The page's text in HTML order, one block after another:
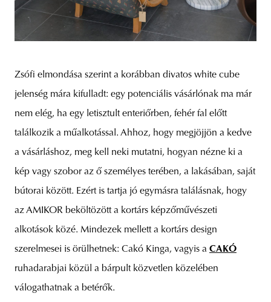
Zsófi elmondása szerint a korábban divatos white cube
jelenség mára kifulladt: egy potenciális vásárlónak ma már
nem elég, ha egy letisztult enteriőrben, fehér fal előtt
találkozik a műalkotással. Ahhoz, hogy megjöjjön a kedve
a vásárláshoz, meg kell neki mutatni, hogyan nézne ki a
kép vagy szobor az ő személyes terében, a lakásában, saját
bútorai között. Ezért is tartja jó egymásra találásnak, hogy
az AMIKOR beköltözött a kortárs képzőművészeti
alkotások közé. Mindezek mellett a kortárs design
szerelmesei is örülhetnek: Cakó Kinga, vagyis a CAKÓ
ruhadarabjai közül a bárpult közvetlen közelében
válogathatnak a betérők.